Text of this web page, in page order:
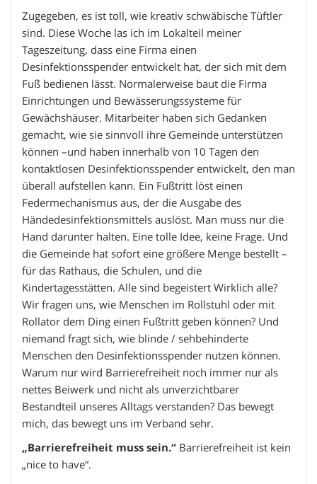
Zugegeben, es ist toll, wie kreativ schwäbische Tüftler
sind. Diese Woche las ich im Lokalteil meiner
Tageszeitung, dass eine Firma einen
Desinfektionsspender entwickelt hat, der sich mit dem
Fuß bedienen lässt. Normalerweise baut die Firma
Einrichtungen und Bewässerungssysteme für
Gewächshäuser. Mitarbeiter haben sich Gedanken
gemacht, wie sie sinnvoll ihre Gemeinde unterstützen
können –und haben innerhalb von 10 Tagen den
kontaktlosen Desinfektionsspender entwickelt, den man
überall aufstellen kann. Ein Fußtritt löst einen
Federmechanismus aus, der die Ausgabe des
Händedesinfektionsmittels auslöst. Man muss nur die
Hand darunter halten. Eine tolle Idee, keine Frage. Und
die Gemeinde hat sofort eine größere Menge bestellt –
für das Rathaus, die Schulen, und die
Kindertagesstätten. Alle sind begeistert Wirklich alle?
Wir fragen uns, wie Menschen im Rollstuhl oder mit
Rollator dem Ding einen Fußtritt geben können? Und
niemand fragt sich, wie blinde / sehbehinderte
Menschen den Desinfektionsspender nutzen können.
Warum nur wird Barrierefreiheit noch immer nur als
nettes Beiwerk und nicht als unverzichtbarer
Bestandteil unseres Alltags verstanden? Das bewegt
mich, das bewegt uns im Verband sehr.
„Barrierefreiheit muss sein.“ Barrierefreiheit ist kein
„nice to have“.